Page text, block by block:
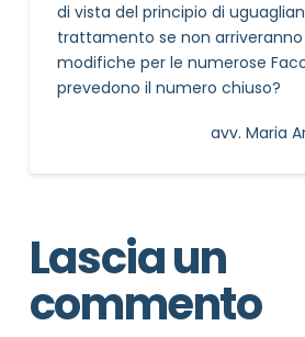
di vista del principio di
trattamento se non
modifiche per le numerose
prevedono il numero chiuso?
avv. Maria
Lascia un
commento